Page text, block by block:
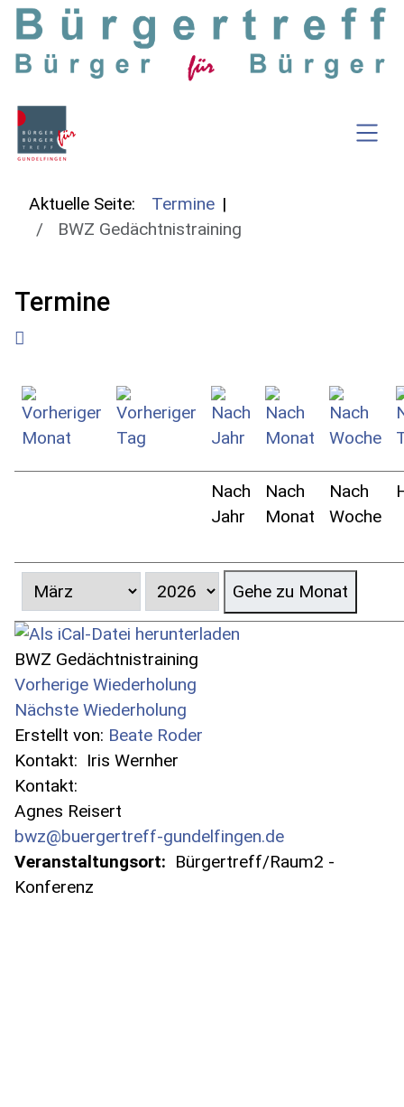
SKIP TO MAIN CONTENT
Aktuelle Seite:
Termine
BWZ Gedächtnistraining
Termine
Nach
Jahr
Nach
Monat
Nach
Woche
Gehe zu Monat
BWZ Gedächtnistraining
Vorherige Wiederholung
Nächste Wiederholung
Erstellt von: Beate Roder
Kontakt: Iris Wernher
Kontakt:
Agnes Reisert
bwz@buergertreff-gundelfingen.de
Veranstaltungsort: Bürgertreff/Raum2 -
Konferenz